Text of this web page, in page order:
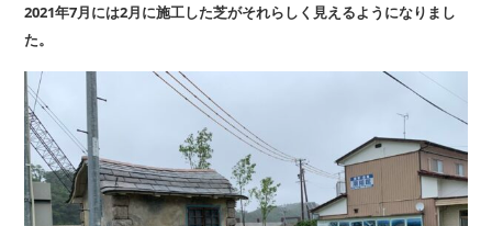
2021年7月には2月に施工した芝がそれらしく見えるようになりまし
た。